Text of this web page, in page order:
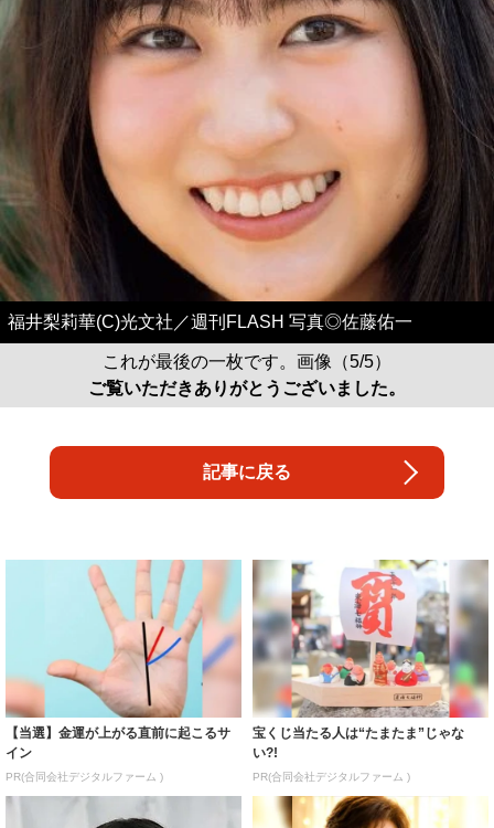
福井梨莉華(C)光文社／週刊FLASH 写真◎佐藤佑一
これが最後の一枚です。画像（5/5）
ご覧いただきありがとうございました。
記事に戻る
【当選】金運が上がる直前に起こるサ
イン
PR(合同会社デジタルファーム )
宝くじ当たる人は“たまたま”じゃな
い?!
PR(合同会社デジタルファーム )